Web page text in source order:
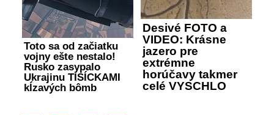
Toto sa od začiatku
vojny ešte nestalo!
Rusko zasypalo
Ukrajinu TISÍCKAMI
kĺzavých bômb
Desivé FOTO a
VIDEO: Krásne
jazero pre
extrémne
horúčavy takmer
celé VYSCHLO